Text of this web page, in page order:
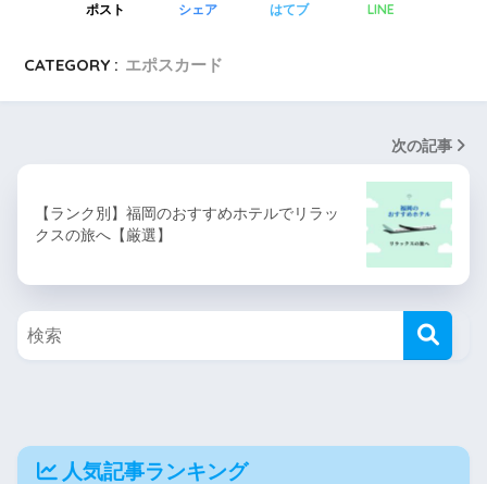
ポスト シェア はてブ LINE
CATEGORY : エポスカード
次の記事
【ランク別】福岡のおすすめホテルでリラッ
クスの旅へ【厳選】
人気記事ランキング